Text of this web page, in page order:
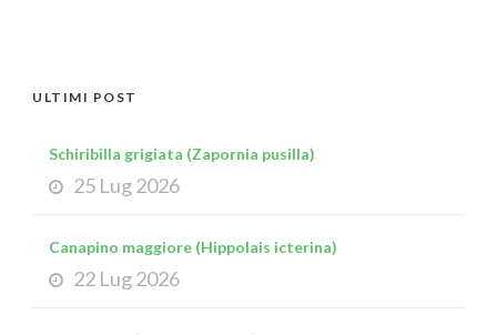
ULTIMI POST
Schiribilla grigiata (Zapornia pusilla)
25 Lug 2026
Canapino maggiore (Hippolais icterina)
22 Lug 2026